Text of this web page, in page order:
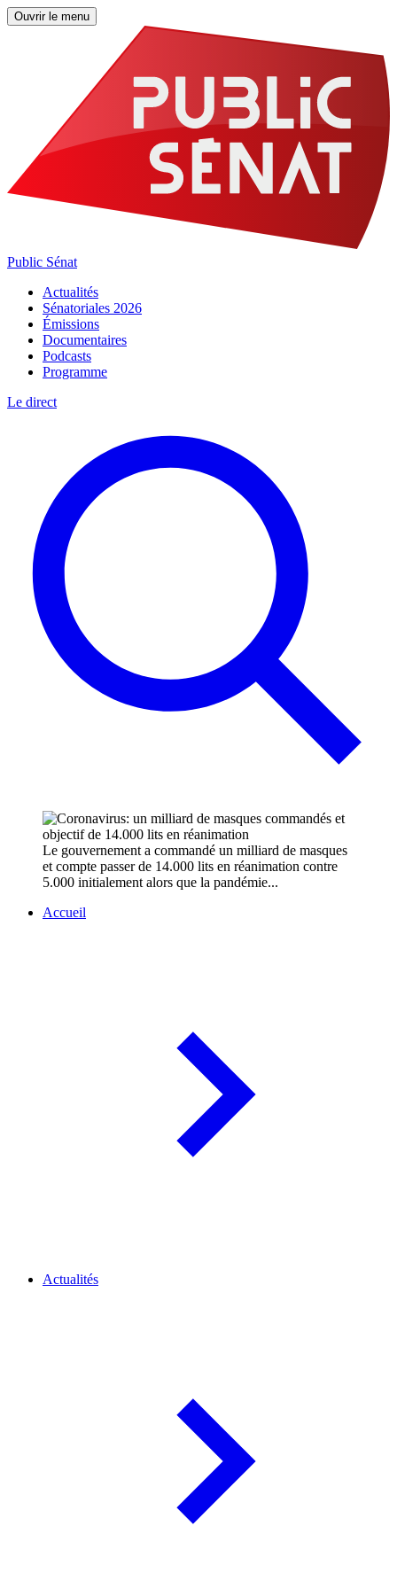
Ouvrir le menu
Public Sénat
Actualités
Sénatoriales 2026
Émissions
Documentaires
Podcasts
Programme
Le direct
Le gouvernement a commandé un milliard de masques
et compte passer de 14.000 lits en réanimation contre
5.000 initialement alors que la pandémie...
Accueil
Actualités